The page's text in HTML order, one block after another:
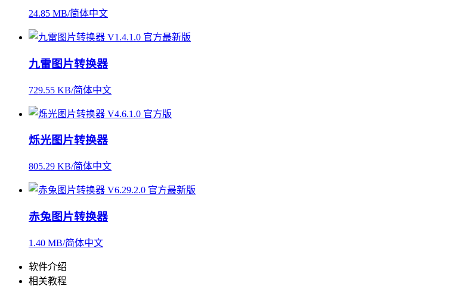
24.85 MB/简体中文
九雷图片转换器
729.55 KB/简体中文
烁光图片转换器
805.29 KB/简体中文
赤兔图片转换器
1.40 MB/简体中文
软件介绍
相关教程